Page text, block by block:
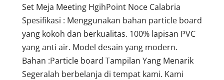
Set Meja Meeting HgihPoint Noce Calabria
Spesifikasi : Menggunakan bahan particle board
yang kokoh dan berkualitas. 100% lapisan PVC
yang anti air. Model desain yang modern.
Bahan :Particle board Tampilan Yang Menarik
Segeralah berbelanja di tempat kami. Kami